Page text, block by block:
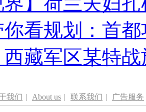
看规划：首
西藏军区某特
我们 | About us | 联系我们 | 广告服务